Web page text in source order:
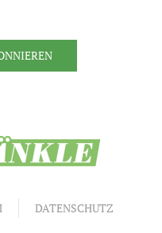
DATENSCHUTZ